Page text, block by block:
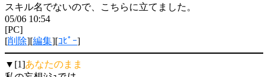
スキル名でないので、こちらに立てました。
05/06 10:54
[PC]
[削除][編集][ｺﾋﾟｰ]
▼[1]あなたのまま